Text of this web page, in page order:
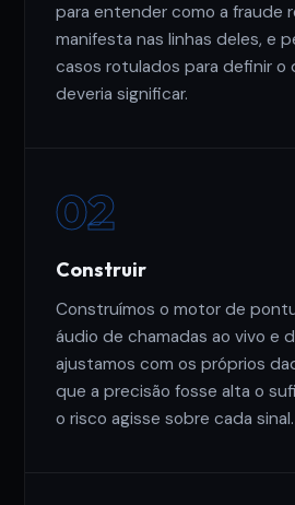
para entender como a fraude
manifesta nas linhas deles, e
casos rotulados para definir o
deveria significar.
02
Construir
Construímos o motor de
áudio de chamadas ao vivo e
ajustamos com os próprios
que a precisão fosse alta o
o risco agisse sobre cada sinal.